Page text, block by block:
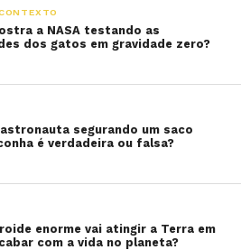
a NASA testando as
dos gatos em gravidade zero?
segurando um saco
é verdadeira ou falsa?
enorme vai atingir a Terra em
com a vida no planeta?